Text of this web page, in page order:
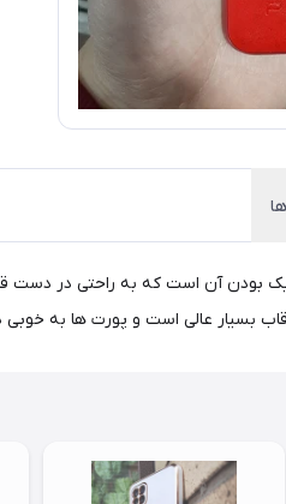
بودن آن است که به راحتی در دست
عالی است و پورت ها به خوبی